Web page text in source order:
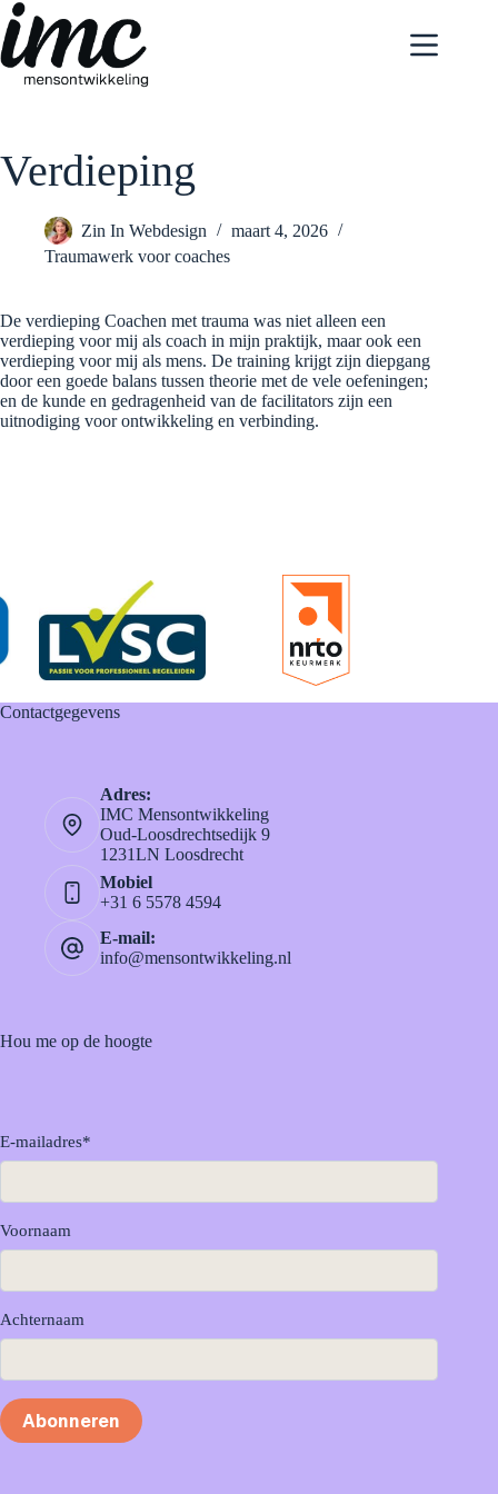
Ga
naar
de
inhoud
Verdieping
Zin In Webdesign
maart 4, 2026
Traumawerk voor coaches
De verdieping Coachen met trauma was niet alleen een
verdieping voor mij als coach in mijn praktijk, maar ook een
verdieping voor mij als mens. De training krijgt zijn diepgang
door een goede balans tussen theorie met de vele oefeningen;
en de kunde en gedragenheid van de facilitators zijn een
uitnodiging voor ontwikkeling en verbinding.
Contactgegevens
Adres:
IMC Mensontwikkeling
Oud-Loosdrechtsedijk 9
1231LN Loosdrecht
Mobiel
+31 6 5578 4594
E-mail:
info@mensontwikkeling.nl
Hou me op de hoogte
E-mailadres*
Voornaam
Achternaam
Abonneren